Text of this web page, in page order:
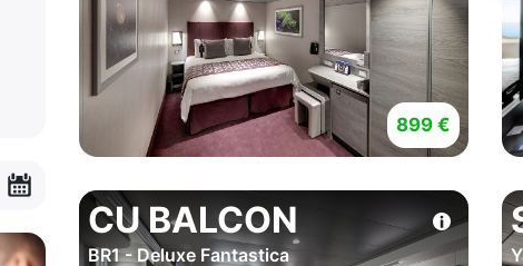
899 €
CU BALCON
BR1 - Deluxe Fantastica